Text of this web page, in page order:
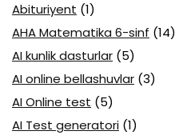
Abituriyent (1)
AHA Matematika 6-sinf (14)
AI kunlik dasturlar (5)
AI online bellashuvlar (3)
AI Online test (5)
AI Test generatori (1)